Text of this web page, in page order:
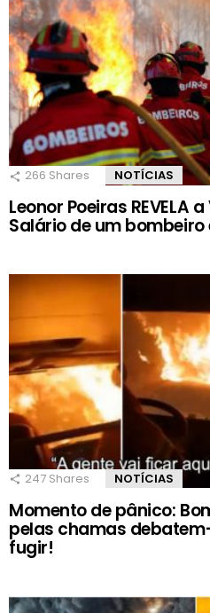
266 Shares NOTÍCIAS
Leonor Poeiras REVELA
Salário de um bombeiro
247 Shares NOTÍCIAS
Momento de pânico:
pelas chamas
fugir!